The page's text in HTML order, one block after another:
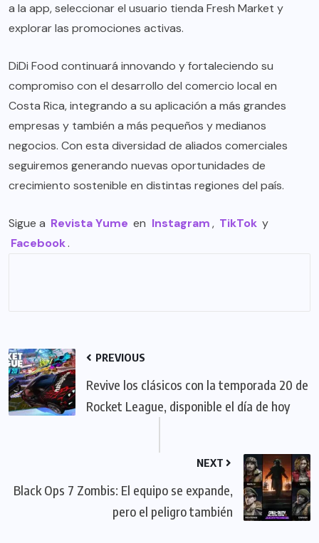
a la app, seleccionar el usuario tienda Fresh Market y
explorar las promociones activas.
DiDi Food continuará innovando y fortaleciendo su
compromiso con el desarrollo del comercio local en
Costa Rica, integrando a su aplicación a más grandes
empresas y también a más pequeños y medianos
negocios. Con esta diversidad de aliados comerciales
seguiremos generando nuevas oportunidades de
crecimiento sostenible en distintas regiones del país.
Sigue a Revista Yume en Instagram, TikTok y
Facebook.
PREVIOUS
Revive los clásicos con la temporada 20 de
Rocket League, disponible el día de hoy
NEXT
Black Ops 7 Zombis: El equipo se expande,
pero el peligro también